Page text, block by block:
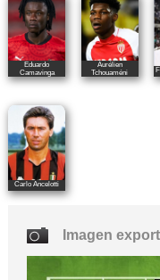
Eduardo
Camavinga
Aurélien
Tchouaméni
Carlo Ancelotti
Imagen